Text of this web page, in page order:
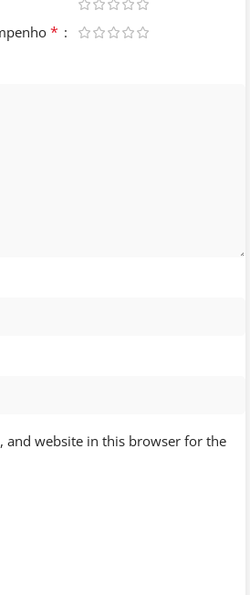
(página de contato): É a página
encontrar informações de
endereço, telefone e e-mail.
É a página onde os clientes
*
and website in this browser for the